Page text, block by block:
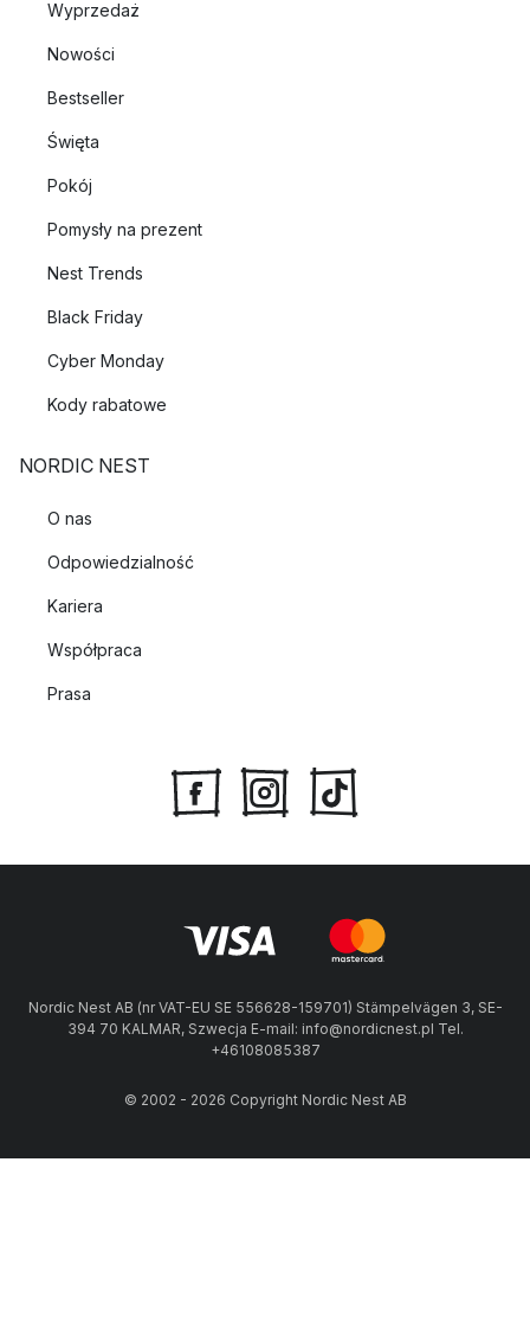
Wyprzedaż
Nowości
Bestseller
Święta
Pokój
Pomysły na prezent
Nest Trends
Black Friday
Cyber Monday
Kody rabatowe
NORDIC NEST
O nas
Odpowiedzialność
Kariera
Współpraca
Prasa
Nordic Nest AB (nr VAT-EU SE 556628-159701) Stämpelvägen 3, SE-
394 70 KALMAR, Szwecja E-mail: info@nordicnest.pl Tel.
+46108085387
© 2002 - 2026 Copyright Nordic Nest AB